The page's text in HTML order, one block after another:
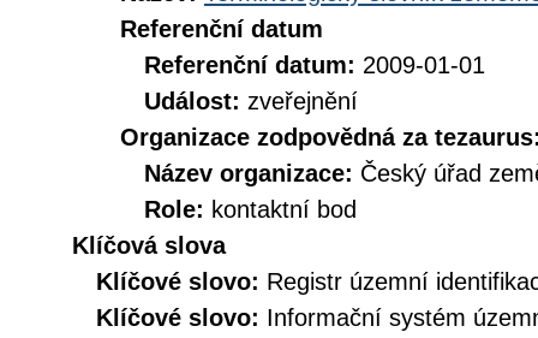
Referenční datum
Referenční datum: 2009-01-01
Událost: zveřejnění
Organizace zodpovědná za
Název organizace: Český úřad
Role: kontaktní bod
Klíčová slova
Klíčové slovo: Registr územní
Klíčové slovo: Informační systém